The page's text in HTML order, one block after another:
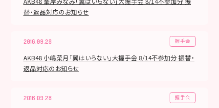
替・返品対応のお知らせ
2016.09.28 握手会
AKB48 小嶋菜月「翼はいらない」大握手会 8/14不参加分 振替・
返品対応のお知らせ
2016.09.28 握手会